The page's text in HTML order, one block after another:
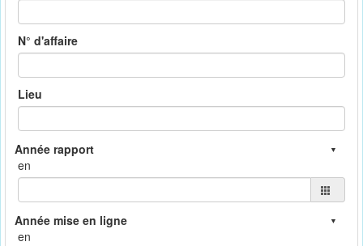
N° d'affaire
Lieu
en
en